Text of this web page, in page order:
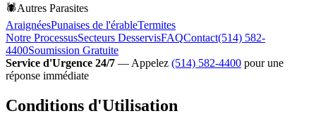
🕷️Autres Parasites
AraignéesPunaises de l'érableTermites
Notre ProcessusSecteurs DesservisFAQContact(514) 582-
4400Soumission Gratuite
Service d'Urgence 24/7 — Appelez (514) 582-4400 pour une
réponse immédiate
Conditions d'Utilisation